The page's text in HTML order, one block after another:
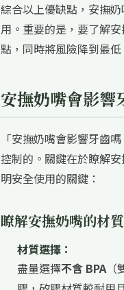
綜合以上優缺點，安撫
用。重要的是，要了解
點，同時將風險降到最低
安撫奶嘴會影響
「安撫奶嘴會影響牙齒
控制的。關鍵在於瞭解
明安全使用的關鍵：
瞭解安撫奶嘴的材
材質選擇：
盡量選擇不含 BPA（